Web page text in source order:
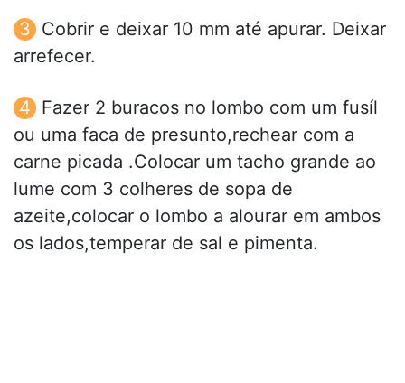
Cobrir e deixar 10 mm até apurar. Deixar
arrefecer.
Fazer 2 buracos no lombo com um fusíl
ou uma faca de presunto,rechear com a
carne picada .Colocar um tacho grande ao
lume com 3 colheres de sopa de
azeite,colocar o lombo a alourar em ambos
os lados,temperar de sal e pimenta.